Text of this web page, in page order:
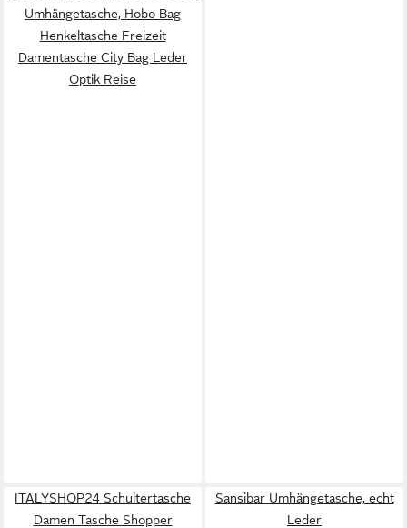
Umhängetasche, Hobo Bag
Henkeltasche Freizeit
Damentasche City Bag Leder
Optik Reise
ITALYSHOP24 Schultertasche
Damen Tasche Shopper
Sansibar Umhängetasche, echt
Leder